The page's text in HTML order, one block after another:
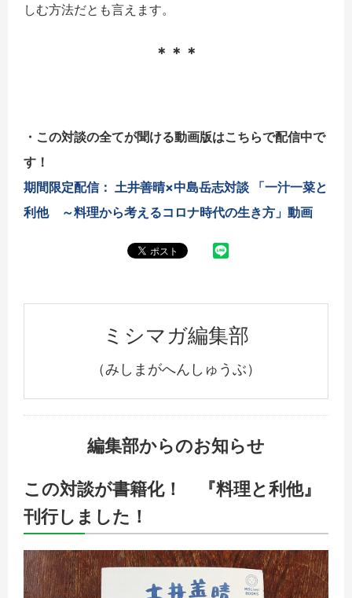
しむ方法だとも言えます。
＊＊＊
・この対談の全てが聞ける動画版はこちらで配信中で
す！
期間限定配信： 土井善晴×中島岳志対談 「一汁一菜と
利他 ～料理から考えるコロナ時代の生き方」動画
ミシマガ編集部
（みしまがへんしゅうぶ）
編集部からのお知らせ
この対談が書籍化！ 『料理と利他』
刊行しました！